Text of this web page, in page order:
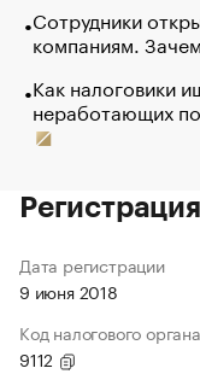
Сотрудники
компаниям.
Как налоговики
неработающих
Дата регистрации
9 июня 2018
Код налогового органа
9112